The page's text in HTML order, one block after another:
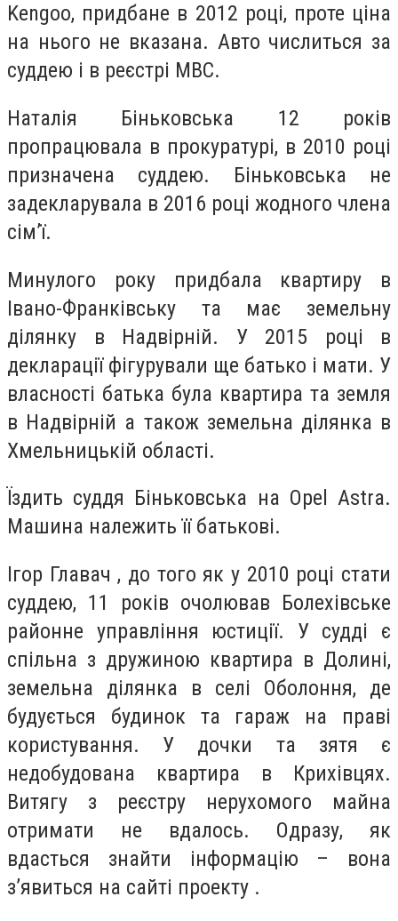
Kengoo, придбане в 2012 році, проте ціна
на нього не вказана. Авто числиться за
суддею і в реєстрі МВС.
Наталія Біньковська 12 років
пропрацювала в прокуратурі, в 2010 році
призначена суддею. Біньковська не
задекларувала в 2016 році жодного члена
сім’ї.
Минулого року придбала квартиру в
Івано-Франківську та має земельну
ділянку в Надвірній. У 2015 році в
декларації фігурували ще батько і мати. У
власності батька була квартира та земля
в Надвірній а також земельна ділянка в
Хмельницькій області.
Їздить суддя Біньковська на Opel Astra.
Машина належить її батькові.
Ігор Главач , до того як у 2010 році стати
суддею, 11 років очолював Болехівське
районне управління юстиції. У судді є
спільна з дружиною квартира в Долині,
земельна ділянка в селі Оболоння, де
будується будинок та гараж на праві
користування. У дочки та зятя є
недобудована квартира в Крихівцях.
Витягу з реєстру нерухомого майна
отримати не вдалось. Одразу, як
вдасться знайти інформацію – вона
з’явиться на сайті проекту .